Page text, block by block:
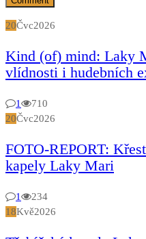
20Čvc2026
Kind (of) mind: Laky
vlídnosti i hudebních
1
710
20Čvc2026
FOTO-REPORT:
kapely Laky Mari
1
234
18Kvě2026